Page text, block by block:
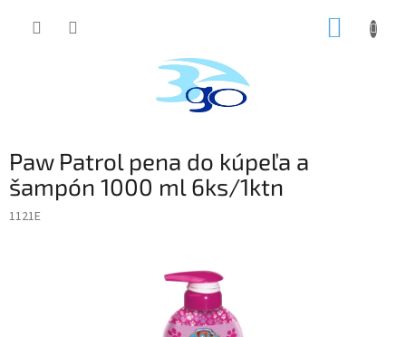
Paw Patrol pena do kúpeľa a
šampón 1000 ml 6ks/1ktn
1121E